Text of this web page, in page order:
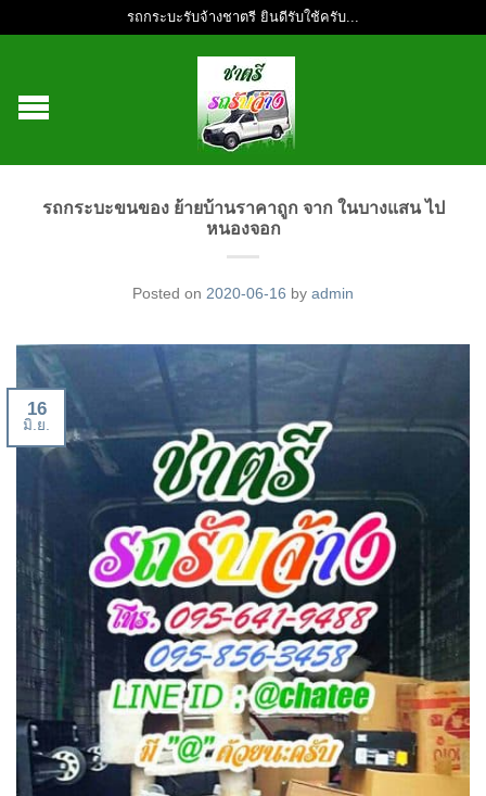
รถกระบะรับจ้างชาตรี ยินดีรับใช้ครับ...
รถกระบะขนของ ย้ายบ้านราคาถูก จาก ในบางแสน ไป
หนองจอก
Posted on 2020-06-16 by admin
16
มิ.ย.